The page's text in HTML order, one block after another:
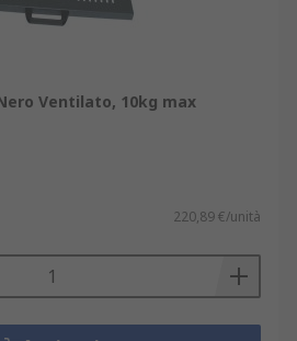
Ventilato, 10kg max
220,89 €/unità